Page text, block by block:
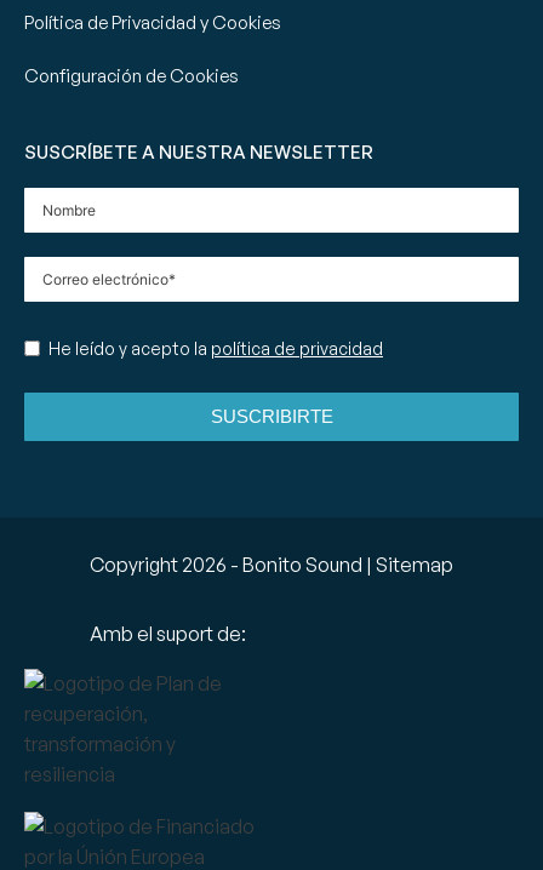
Política de Privacidad y Cookies
Configuración de Cookies
SUSCRÍBETE A NUESTRA NEWSLETTER
He leído y acepto la política de privacidad
SUSCRIBIRTE
Copyright 2026 - Bonito Sound | Sitemap
Amb el suport de: